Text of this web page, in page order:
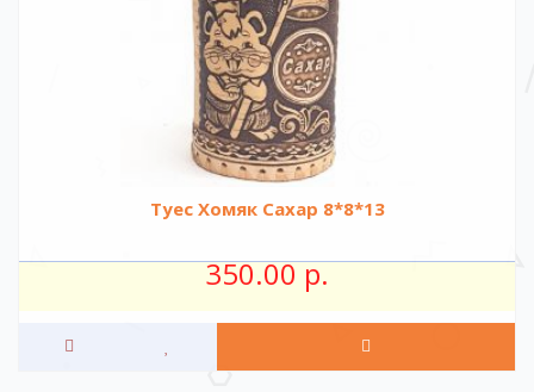
Туес Хомяк Сахар 8*8*13
350.00 р.